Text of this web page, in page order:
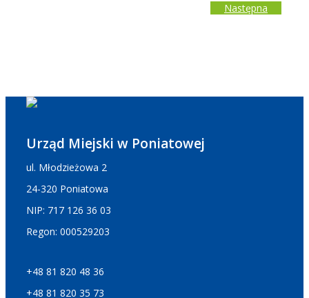
Następna
Urząd Miejski w Poniatowej
ul. Młodzieżowa 2
24-320 Poniatowa
NIP: 717 126 36 03
Regon: 000529203
+48 81 820 48 36
+48 81 820 35 73